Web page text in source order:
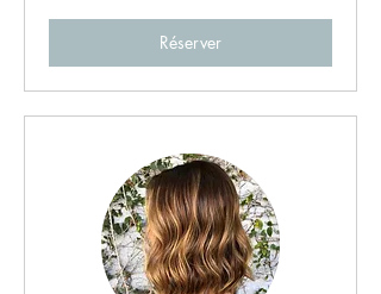
Réserver